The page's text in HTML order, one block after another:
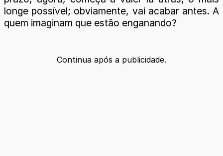
longe possível; obviamente, vai acabar antes. A
quem imaginam que estão enganando?
Continua após a publicidade.